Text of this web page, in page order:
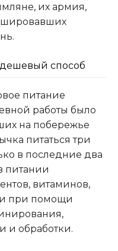
их армия,
питание
работы было
на побережье
питаться три
в последние два
питании
витаминов,
и при помощи
и обработки.